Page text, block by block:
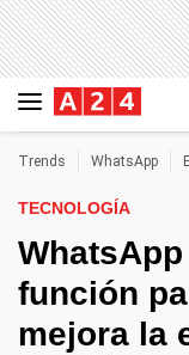
Trends WhatsApp
TECNOLOGÍA
función
mejora la